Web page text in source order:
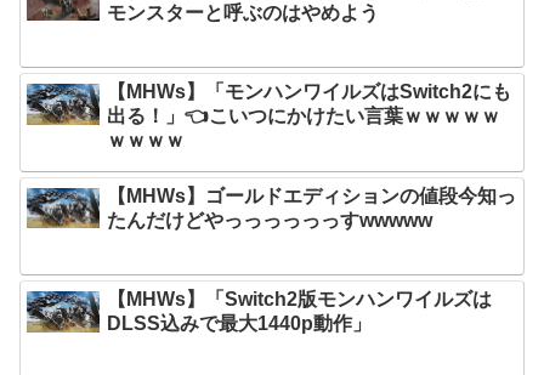
モンスターと呼ぶのはやめよう
【MHWs】「モンハンワイルズはSwitch2にも
出る！」👈こいつにかけたい言葉ｗｗｗｗｗ
ｗｗｗｗ
【MHWs】ゴールドエディションの値段今知っ
たんだけどやっっっっっっすwwwww
【MHWs】「Switch2版モンハンワイルズは
DLSS込みで最大1440p動作」